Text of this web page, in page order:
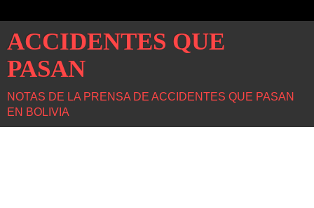
ACCIDENTES QUE
PASAN
NOTAS DE LA PRENSA DE ACCIDENTES QUE PASAN
EN BOLIVIA